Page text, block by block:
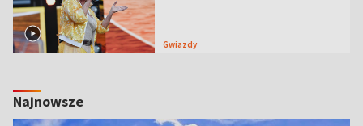
Gwiazdy
Najnowsze